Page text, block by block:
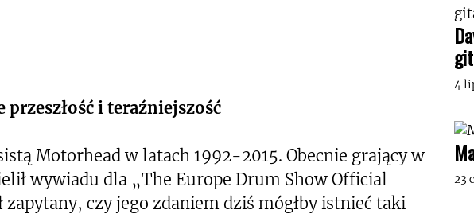
i teraźniejszość
Motorhead w latach 1992-2015. Obecnie grający w
wywiadu dla „The Europe Drum Show Official
zapytany, czy jego zdaniem dziś mógłby istnieć taki
4
23